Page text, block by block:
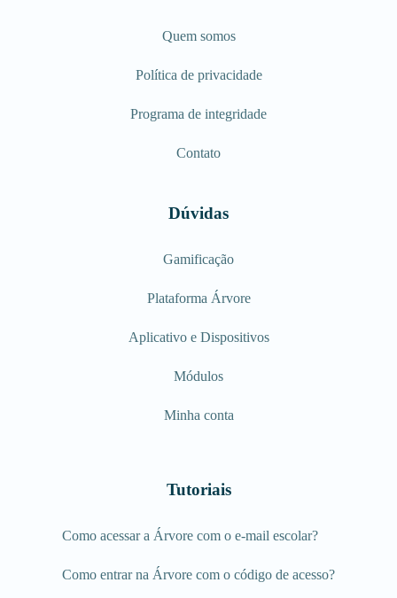
Quem somos
Política de privacidade
Programa de integridade
Contato
Dúvidas
Gamificação
Plataforma Árvore
Aplicativo e Dispositivos
Módulos
Minha conta
Tutoriais
Como acessar a Árvore com o e-mail escolar?
Como entrar na Árvore com o código de acesso?